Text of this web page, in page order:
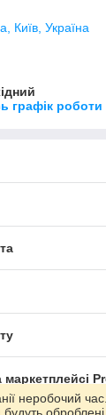
Київ, Україна
графік роботи
неробочий